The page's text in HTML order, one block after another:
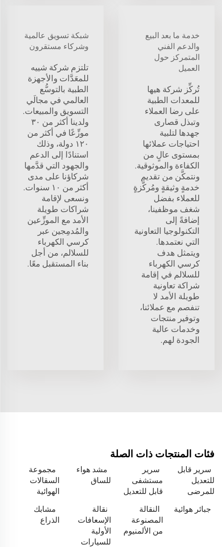
خدمة ما بعد البيع
والدعم الفني
المتمركز حول
العميل
تُركِّز شركة هيها
للمعدات الطبية
على رضا العملاء
وتبذل قصارى
جهدها لتلبية
احتياجات عملائها
بمستوى عالٍ من
الكفاءة والموثوقية.
ونتمكَّن من تقديم
خدمةٍ وثيقةٍ ومُركَّزةٍ
للعملاء بفضل
شغف موظفينا،
إضافةً إلى
التكنولوجيا التعاونية
التي نعتمدها.
ويتمثل هدف
كرسي الكهرباء
للسلالم في إقامة
شراكة تعاونية
طويلة الأمد لا
تنفصم مع عملائنا،
وتوفير منتجات
وخدمات عالية
الجودة لهم.
شبكة تسويق عالمية
وشركاء مستقرون
تلتزم شركة شييه
للمعَدَّات والأجهزة
الطبية بالتوسُّع
العالمي في مجالَي
التسويق والمبيعات.
ولدينا أكثر من ٣٠
موزِّعًا في أكثر من
١٢٠ دولة، وذلك
استنادًا إلى الدعم
والجهود التي قدَّمها
شركاؤنا على مدى
أكثر من ١٠ سنوات.
ونسعى لإقامة
شراكات طويلة
الأمد مع الموزِّعين
والمُدمِجين عبر
كرسي الكهرباء
للسلالم، من أجل
بناء المستقبل معًا.
فئات المنتجات ذات الصلة
سرير قابل
للتعديل
للمرضى
سرير
مستشفى
قابل للتعديل
مشد هواء
للساق
مجموعة
السقالات
الهوائية
جبائر هوائية
النقالة
المصنوعة
من الألمنيوم
نقالة
الإسعافات
الأولية
للسيارات
مشابك
الذراع